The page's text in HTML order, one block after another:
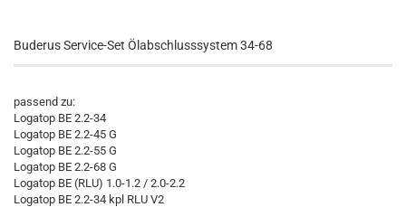
Buderus Service-Set Ölabschlusssystem 34-68
passend zu:
Logatop BE 2.2-34
Logatop BE 2.2-45 G
Logatop BE 2.2-55 G
Logatop BE 2.2-68 G
Logatop BE (RLU) 1.0-1.2 / 2.0-2.2
Logatop BE 2.2-34 kpl RLU V2